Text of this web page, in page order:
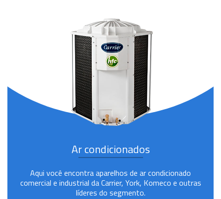
Ar condicionados
Aqui você encontra aparelhos de ar condicionado
comercial e industrial da Carrier, York, Komeco e outras
líderes do segmento.